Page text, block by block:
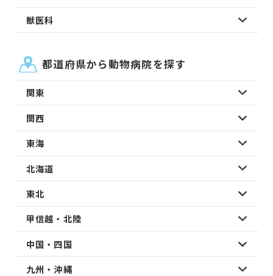
獣医科
都道府県から動物病院を探す
関東
関西
東海
北海道
東北
甲信越・北陸
中国・四国
九州・沖縄